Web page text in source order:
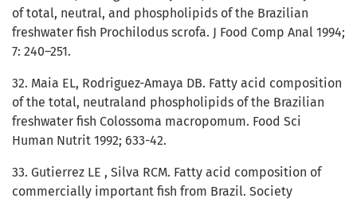
of total, neutral, and phospholipids of the Brazilian
freshwater fish Prochilodus scrofa. J Food Comp Anal 1994;
7: 240–251.
32. Maia EL, Rodriguez-Amaya DB. Fatty acid composition
of the total, neutraland phospholipids of the Brazilian
freshwater fish Colossoma macropomum. Food Sci
Human Nutrit 1992; 633-42.
33. Gutierrez LE , Silva RCM. Fatty acid composition of
commercially important fish from Brazil. Society